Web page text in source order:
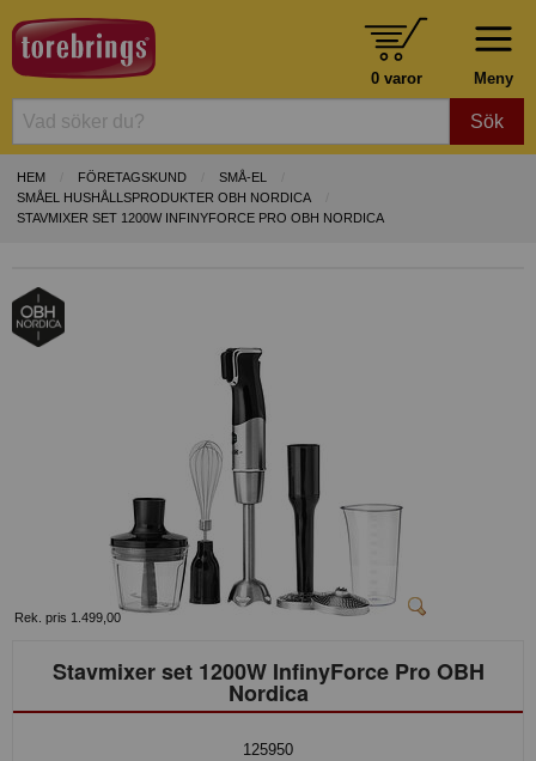
Meny
0 varor
Sök
HEM FÖRETAGSKUND
SMÅ-EL
SMÅEL HUSHÅLLSPRODUKTER OBH NORDICA
STAVMIXER SET 1200W INFINYFORCE PRO OBH NORDICA
Rek. pris 1.499,00
Stavmixer set 1200W InfinyForce Pro OBH
Nordica
125950